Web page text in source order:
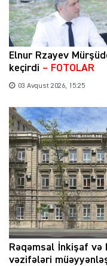
Elnur Rzayev
keçirdi – FOTOLAR
03 Avqust 2026, 15:25
Rəqəmsal İnkişaf
vəzifələri